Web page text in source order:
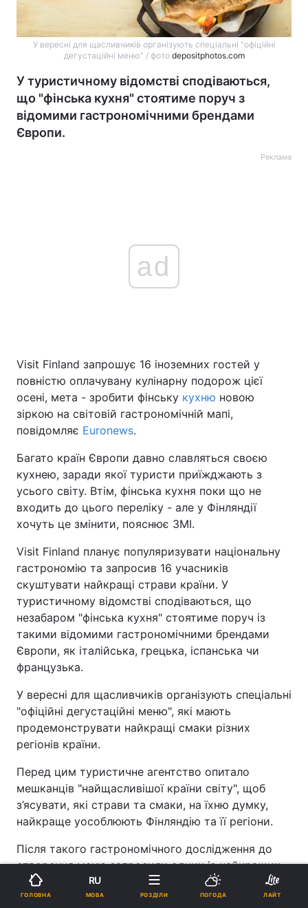
У вересні для щасливчиків організують спеціальні "офіційні
дегустаційні меню" / фото depositphotos.com
У туристичному відомстві сподіваються,
що "фінська кухня" стоятиме поруч з
відомими гастрономічними брендами
Європи.
Реклама
ad
Visit Finland запрошує 16 іноземних гостей у
повністю оплачувану кулінарну подорож цієї
осені, мета - зробити фінську кухню новою
зіркою на світовій гастрономічній мапі,
повідомляє Euronews.
Багато країн Європи давно славляться своєю
кухнею, заради якої туристи приїжджають з
усього світу. Втім, фінська кухня поки що не
входить до цього переліку - але у Фінляндії
хочуть це змінити, пояснює ЗМІ.
Visit Finland планує популяризувати національну
гастрономію та запросив 16 учасників
скуштувати найкращі страви країни. У
туристичному відомстві сподіваються, що
незабаром "фінська кухня" стоятиме поруч із
такими відомими гастрономічними брендами
Європи, як італійська, грецька, іспанська чи
французька.
У вересні для щасливчиків організують спеціальні
"офіційні дегустаційні меню", які мають
продемонструвати найкращі смаки різних
регіонів країни.
Перед цим туристичне агентство опитало
мешканців "найщасливішої країни світу", щоб
з’ясувати, які страви та смаки, на їхню думку,
найкраще уособлюють Фінляндію та її регіони.
Після такого гастрономічного дослідження до
створення меню запросили одних із найкращих
шеф-кухарів країни.
ГОЛОВНА
RU
МОВА РОЗДІЛИ ПОГОДА ЛАЙТ